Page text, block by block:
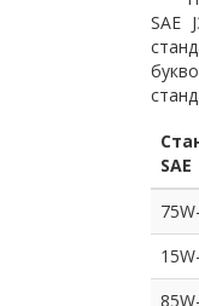
SAE
SAE